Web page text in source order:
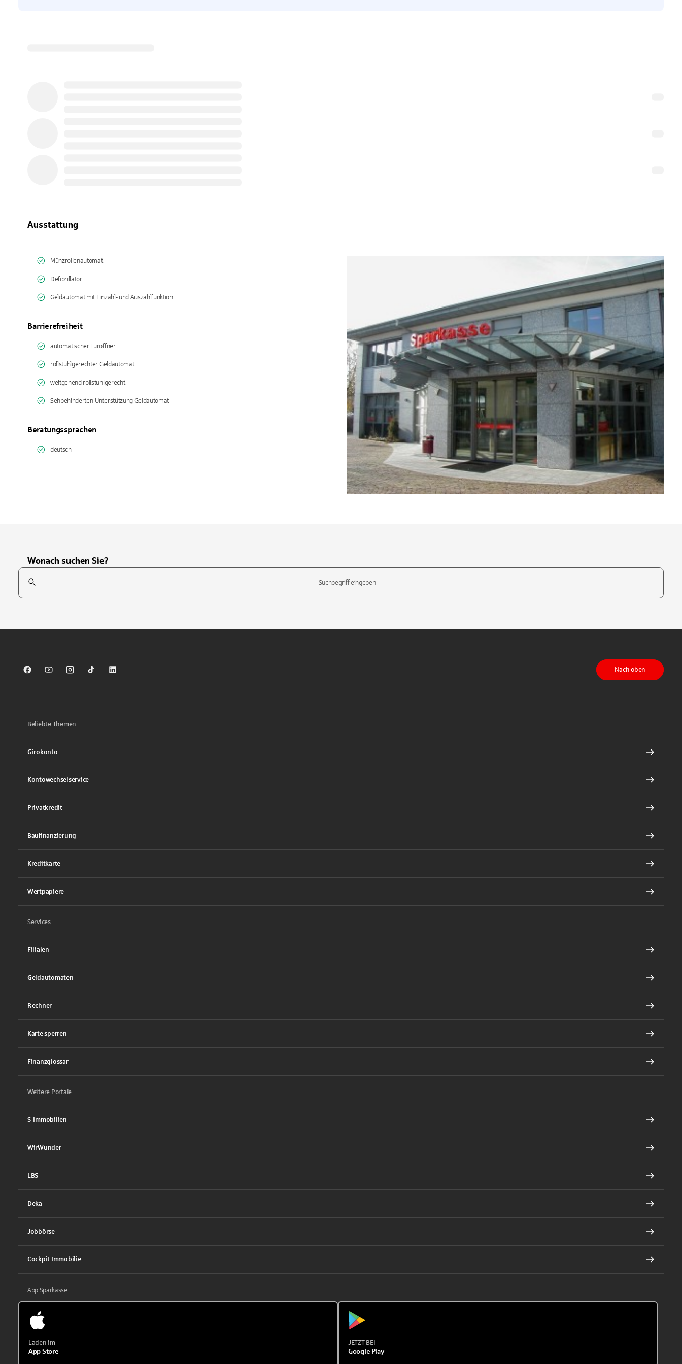
Ausstattung
Münzrollenautomat
Defibrillator
Geldautomat mit Einzahl- und Auszahlfunktion
Barrierefreiheit
automatischer Türöffner
rollstuhlgerechter Geldautomat
weitgehend rollstuhlgerecht
Sehbehinderten-Unterstützung Geldautomat
Beratungssprachen
deutsch
Wonach suchen Sie?
Suchfeld
Sparkasse auf Facebook
Sparkasse auf Youtube
Sparkasse auf Instagram
Sparkasse auf TikTok
Sparkasse auf LinkedIn
Nach oben
Beliebte Themen
Girokonto
Kontowechselservice
Privatkredit
Baufinanzierung
Kreditkarte
Wertpapiere
Services
Filialen
Geldautomaten
Rechner
Karte sperren
Finanzglossar
Weitere Portale
S-Immobilien
WirWunder
LBS
Deka
Jobbörse
Cockpit Immobilie
App Sparkasse
Laden im
App Store
JETZT BEI
Google Play